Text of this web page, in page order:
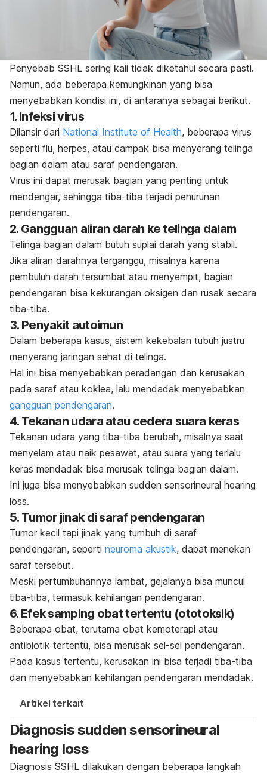
Penyebab SSHL sering kali tidak diketahui secara pasti.
Namun, ada beberapa kemungkinan yang bisa
menyebabkan kondisi ini, di antaranya sebagai berikut.
1. Infeksi virus
Dilansir dari National Institute of Health, beberapa virus
seperti flu, herpes, atau campak bisa menyerang telinga
bagian dalam atau saraf pendengaran.
Virus ini dapat merusak bagian yang penting untuk
mendengar, sehingga tiba-tiba terjadi penurunan
pendengaran.
2. Gangguan aliran darah ke telinga dalam
Telinga bagian dalam butuh suplai darah yang stabil.
Jika aliran darahnya terganggu, misalnya karena
pembuluh darah tersumbat atau menyempit, bagian
pendengaran bisa kekurangan oksigen dan rusak secara
tiba-tiba.
3. Penyakit autoimun
Dalam beberapa kasus, sistem kekebalan tubuh justru
menyerang jaringan sehat di telinga.
Hal ini bisa menyebabkan peradangan dan kerusakan
pada saraf atau koklea, lalu mendadak menyebabkan
gangguan pendengaran.
4. Tekanan udara atau cedera suara keras
Tekanan udara yang tiba-tiba berubah, misalnya saat
menyelam atau naik pesawat, atau suara yang terlalu
keras mendadak bisa merusak telinga bagian dalam.
Ini juga bisa menyebabkan sudden sensorineural hearing
loss.
5. Tumor jinak di saraf pendengaran
Tumor kecil tapi jinak yang tumbuh di saraf
pendengaran, seperti neuroma akustik, dapat menekan
saraf tersebut.
Meski pertumbuhannya lambat, gejalanya bisa muncul
tiba-tiba, termasuk kehilangan pendengaran.
6. Efek samping obat tertentu (ototoksik)
Beberapa obat, terutama obat kemoterapi atau
antibiotik tertentu, bisa merusak sel-sel pendengaran.
Pada kasus tertentu, kerusakan ini bisa terjadi tiba-tiba
dan menyebabkan kehilangan pendengaran mendadak.
Artikel terkait
Diagnosissudden sensorineural
hearing loss
Diagnosis SSHL dilakukan dengan beberapa langkah